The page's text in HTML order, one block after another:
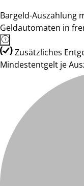
Bargeld-Auszahlung
Geldautomaten in
Zusätzliches
Mindestentgelt je